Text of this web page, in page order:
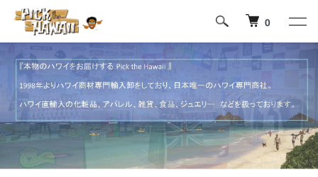
0